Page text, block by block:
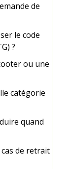
de
le code
?
ou une
catégorie
quand
de retrait